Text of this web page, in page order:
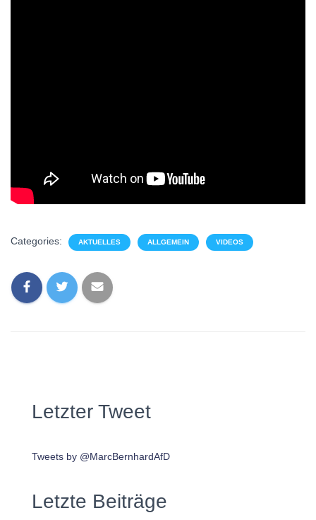
Categories: AKTUELLES ALLGEMEIN VIDEOS
Letzter Tweet
Tweets by @MarcBernhardAfD
Letzte Beiträge